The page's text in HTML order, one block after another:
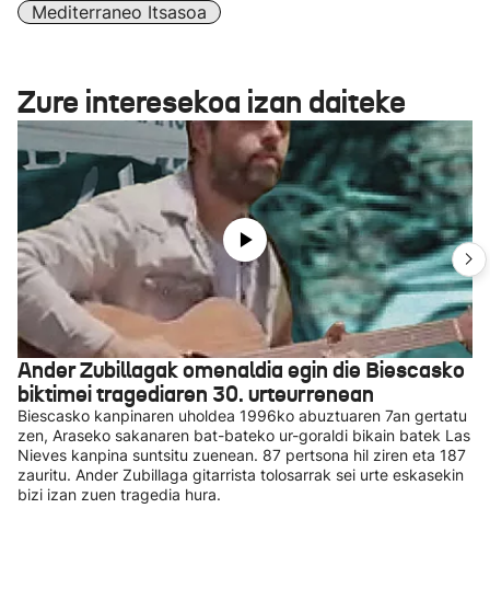
Mediterraneo Itsasoa
Zure interesekoa izan daiteke
Ander Zubillagak omenaldia egin die Biescasko
biktimei tragediaren 30. urteurrenean
Biescasko kanpinaren uholdea 1996ko abuztuaren 7an gertatu
zen, Araseko sakanaren bat-bateko ur-goraldi bikain batek Las
Nieves kanpina suntsitu zuenean. 87 pertsona hil ziren eta 187
zauritu. Ander Zubillaga gitarrista tolosarrak sei urte eskasekin
bizi izan zuen tragedia hura.